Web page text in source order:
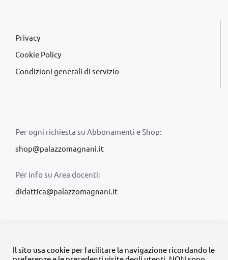
Privacy
Cookie Policy
Condizioni generali di servizio
Per ogni richiesta su Abbonamenti e Shop:
shop@palazzomagnani.it
Per info su Area docenti:
didattica@palazzomagnani.it
Il sito usa cookie per facilitare la navigazione ricordando le